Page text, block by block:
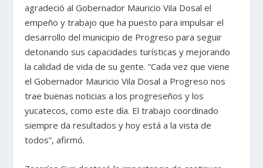
agradeció al Gobernador Mauricio Vila Dosal el
empeño y trabajo que ha puesto para impulsar el
desarrollo del municipio de Progreso para seguir
detonando sus capacidades turísticas y mejorando
la calidad de vida de su gente. “Cada vez que viene
el Gobernador Mauricio Vila Dosal a Progreso nos
trae buenas noticias a los progreseños y los
yucatecos, como este día. El trabajo coordinado
siempre da resultados y hoy está a la vista de
todos”, afirmó.